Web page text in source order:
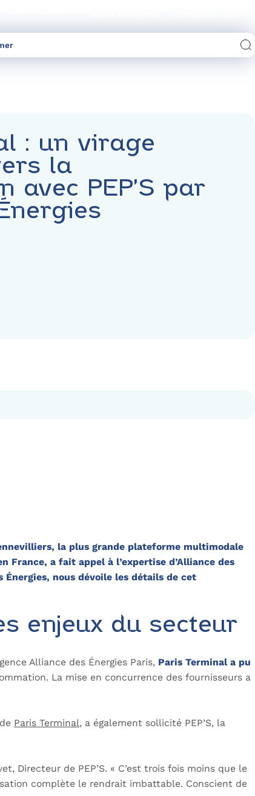
: un virage
la
avec PEP’S par
la plus grande plateforme multimodale
France, a fait appel à l’expertise d’Alliance des
Énergies, nous dévoile les détails de cet
enjeux du secteur
Alliance des Énergies Paris, Paris Terminal a pu
La mise en concurrence des fournisseurs a
Paris Terminal, a également sollicité PEP’S, la
Directeur de PEP’S. « C’est trois fois moins que le
complète le rendrait imbattable. Conscient de